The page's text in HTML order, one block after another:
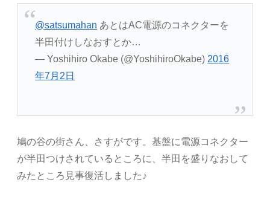
@satsumahan あとはAC電源のコネクターを
半田付けしなおすとか…
— Yoshihiro Okabe (@YoshihiroOkabe) 2016
年7月2日
鳩の谷の街さん、さすがです。基盤に電源コネクター
が半田つけされているところに、半田を盛りなおして
みたところ見事復活しました♪